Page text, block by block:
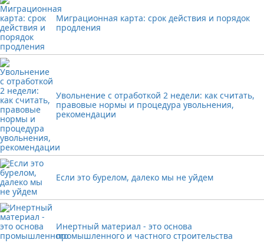
Миграционная карта: срок действия и порядок
продления
Увольнение с отработкой 2 недели: как считать,
правовые нормы и процедура увольнения,
рекомендации
Если это бурелом, далеко мы не уйдем
Инертный материал - это основа
промышленного и частного строительства